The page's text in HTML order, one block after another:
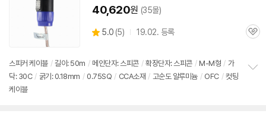
40,620원 (35몰)
별
5.0 (상
5) 19.02. 등록
관
스피커 케이블 / 길이: 50m / 메인단자: 스피콘 / 확장단자: 스피콘 / M-M형 / 가
닥: 30C / 굵기: 0.18mm / 0.75SQ / CCA소재 / 고순도 알루미늄 / OFC / 컷팅
케이블